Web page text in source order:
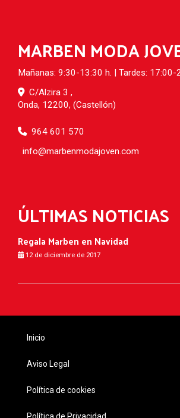
MARBEN MODA
Mañanas: 9:30-13:30 h. | Tardes: 17:00-
C/Alzira 3 ,
Onda, 12200, (Castellón)
964 601 570
info
marbenmodajoven.com
ÚLTIMAS NOTICIAS
Regala Marben en Navidad
12 de diciembre de 2017
Inicio
Aviso Legal
Política de cookies